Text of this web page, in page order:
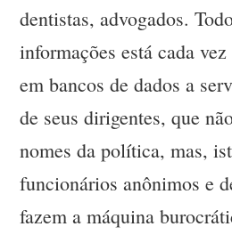
dentistas, advogados.
informações está cada
em bancos de dados a
de seus dirigentes, que
nomes da política, mas,
funcionários anônimos e
fazem a máquina